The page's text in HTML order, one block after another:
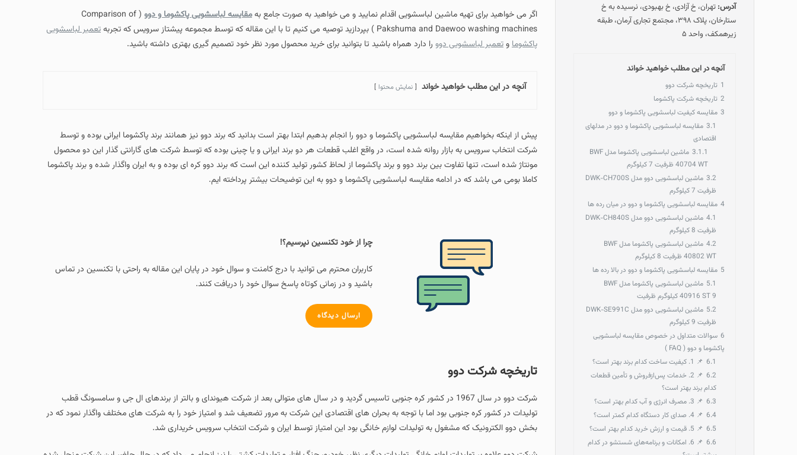
اگر می خواهید برای تهیه ماشین لباسشویی اقدام نمایید و می خواهید به صورت جامع بهمقایسه لباسشویی پاکشوما و دوو ( Comparison of
Pakshuma and Daewoo washing machines ) بپردازید توصیه می کنیم تا با این مقاله که توسط مجموعه پیشتاز سرویس که تجربه
تعمیر لباسشویی
پاکشوماوتعمیر لباسشویی دوو را دارد همراه باشید تا بتوانید برای خرید محصول مورد نظر خود تصمیم گیری بهتری داشته باشید.
آنچه در این مطلب خواهید خواند نمایش محتوا
پیش از اینکه بخواهیم مقایسه لباسشویی پاکشوما و دوو را انجام بدهیم ابتدا بهتر است بدانید که برند دوو نیز همانند برند پاکشوما ایرانی بوده و توسط
شرکت انتخاب سرویس به بازار روانه شده است، در واقع اغلب قطعات هر دو برند ایرانی و یا چینی بوده که توسط شرکت های گارانتی گذار این دو محصول
مونتاژ شده است، تنها تفاوت بین برند دوو و برند پاکشوما از لحاظ کشور تولید کننده این است که برند دوو کره ای بوده و به ایران واگذار شده و برند پاکشوما
کاملا بومی می باشد که در ادامه مقایسه لباسشویی پاکشوما و دوو به این توضیحات بیشتر پرداخته ایم.
چرا از خود تکنسین نپرسیم؟!
کاربران محترم می توانید با درج کامنت و سوال خود در پایان این مقاله به راحتی با تکنسین در تماس
باشید و در زمانی کوتاه پاسخ سوال خود را دریافت کنند.
ارسال دیدگاه
تاریخچه شرکت دوو
شرکت دوو در سال 1967 در کشور کره جنوبی تاسیس گردید و در سال های متوالی بعد از شرکت هیوندای و بالتر از برندهای ال جی و سامسونگ قطب
تولیدات در کشور کره جنوبی بود اما با توجه به بحران های اقتصادی این شرکت به مرور تضعیف شد و امتیاز خود را به شرکت های مختلف واگذار نمود که در
بخش دوو الکترونیک که مشغول به تولیدات لوازم خانگی بود این امتیاز توسط ایران و شرکت انتخاب سرویس خریداری شد.
آدرس: تهران، خ آزادی، خ بهبودی، نرسیده به خ
ستارخان، پلاک ۳۹۸، مجتمع تجاری آرمان، طبقه
زیرهمکف، واحد ۵
آنچه در این مطلب خواهید خواند
1 تاریخچه شرکت دوو
2 تاریخچه شرکت پاکشوما
3 مقایسه کیفیت لباسشویی پاکشوما و دوو
3.1 مقایسه لباسشویی پاکشوما و دوو در مدلهای
اقتصادی
3.1.1
ماشین لباسشویی پاکشوما مدل BWF
40704 WT ظرفیت 7 کیلوگرم
3.2
ماشین لباسشویی دوو مدل DWK-CH700S
ظرفیت 7 کیلوگرم
4 مقایسه لباسشویی پاکشوما و دوو در میان رده ها
4.1
ماشین لباسشویی دوو مدل DWK-CH840S
ظرفیت 8 کیلوگرم
4.2
ماشین لباسشویی پاکشوما مدل BWF
40802 WT ظرفیت 8 کیلوگرم
5 مقایسه لباسشویی پاکشوما و دوو در بالا رده ها
5.1
ماشین لباسشویی پاکشوما مدل BWF
40916 ST 9 کیلوگرم ظرفیت
5.2
ماشین لباسشویی دوو مدل DWK-SE991C
ظرفیت 9 کیلوگرم
6 سوالات متداول در خصوص مقایسه لباسشویی
پاکشوما و دوو ( FAQ )
6.1 📌 1. کیفیت ساخت کدام برند بهتر است؟
6.2
📌 2. خدمات پس‌ازفروش و تأمین قطعات
کدام برند بهتر است؟
6.3 📌 3. مصرف انرژی و آب کدام بهتر است؟
6.4 📌 4. صدای کار دستگاه کدام کمتر است؟
6.5 📌 5. قیمت و ارزش خرید کدام بهتر است؟
6.6
📌 6. امکانات و برنامه‌های شستشو در کدام